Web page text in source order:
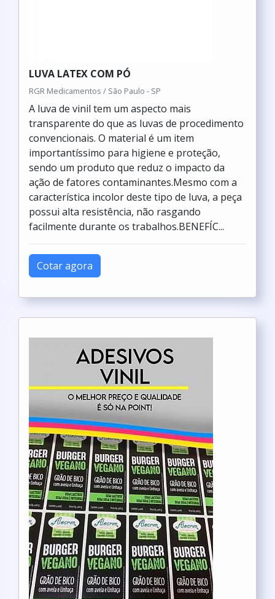
LUVA LATEX COM PÓ
RGR Medicamentos / São Paulo - SP
A luva de vinil tem um aspecto mais
transparente do que as luvas de procedimento
convencionais. O material é um item
importantíssimo para higiene e proteção,
sendo um produto que reduz o impacto da
ação de fatores contaminantes.Mesmo com a
característica incolor deste tipo de luva, a peça
possui alta resistência, não rasgando
facilmente durante os trabalhos.BENEFÍC...
Cotar agora